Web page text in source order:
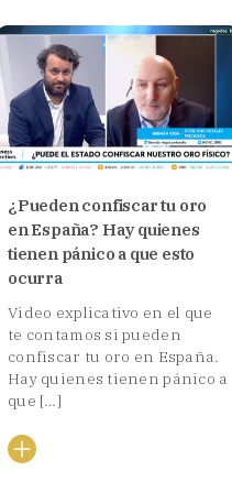
¿Pueden confiscar tu oro
en España? Hay quienes
tienen pánico a que esto
ocurra
Video explicativo en el que
te contamos si pueden
confiscar tu oro en España.
Hay quienes tienen pánico a
que […]